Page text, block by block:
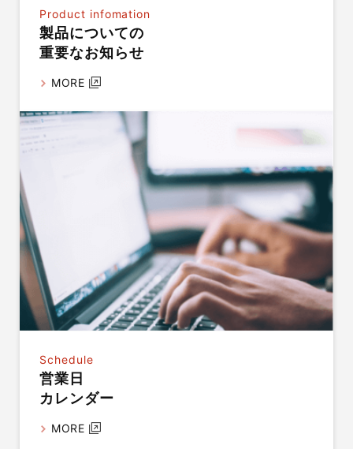
Product infomation
製品についての
重要なお知らせ
MORE
Schedule
営業日
カレンダー
MORE